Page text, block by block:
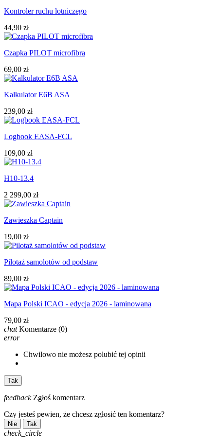
Kontroler ruchu lotniczego
44,90 zł
Czapka PILOT microfibra
69,00 zł
Kalkulator E6B ASA
239,00 zł
Logbook EASA-FCL
109,00 zł
H10-13.4
2 299,00 zł
Zawieszka Captain
19,00 zł
Pilotaż samolotów od podstaw
89,00 zł
Mapa Polski ICAO - edycja 2026 - laminowana
79,00 zł
chat Komentarze (0)
error
Chwilowo nie możesz polubić tej opinii
Tak
feedback Zgłoś komentarz
Czy jesteś pewien, że chcesz zgłosić ten komentarz?
Nie Tak
check_circle